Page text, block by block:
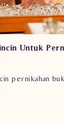
Untuk
pernikahan